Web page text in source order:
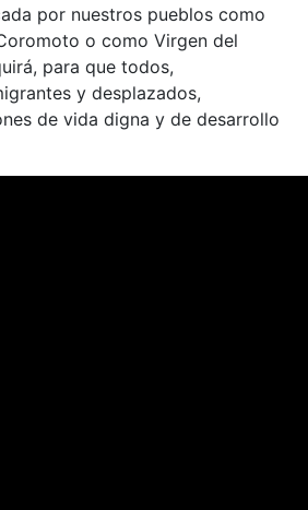
por nuestros pueblos como
o como Virgen del
para que todos,
y desplazados,
de vida digna y de desarrollo